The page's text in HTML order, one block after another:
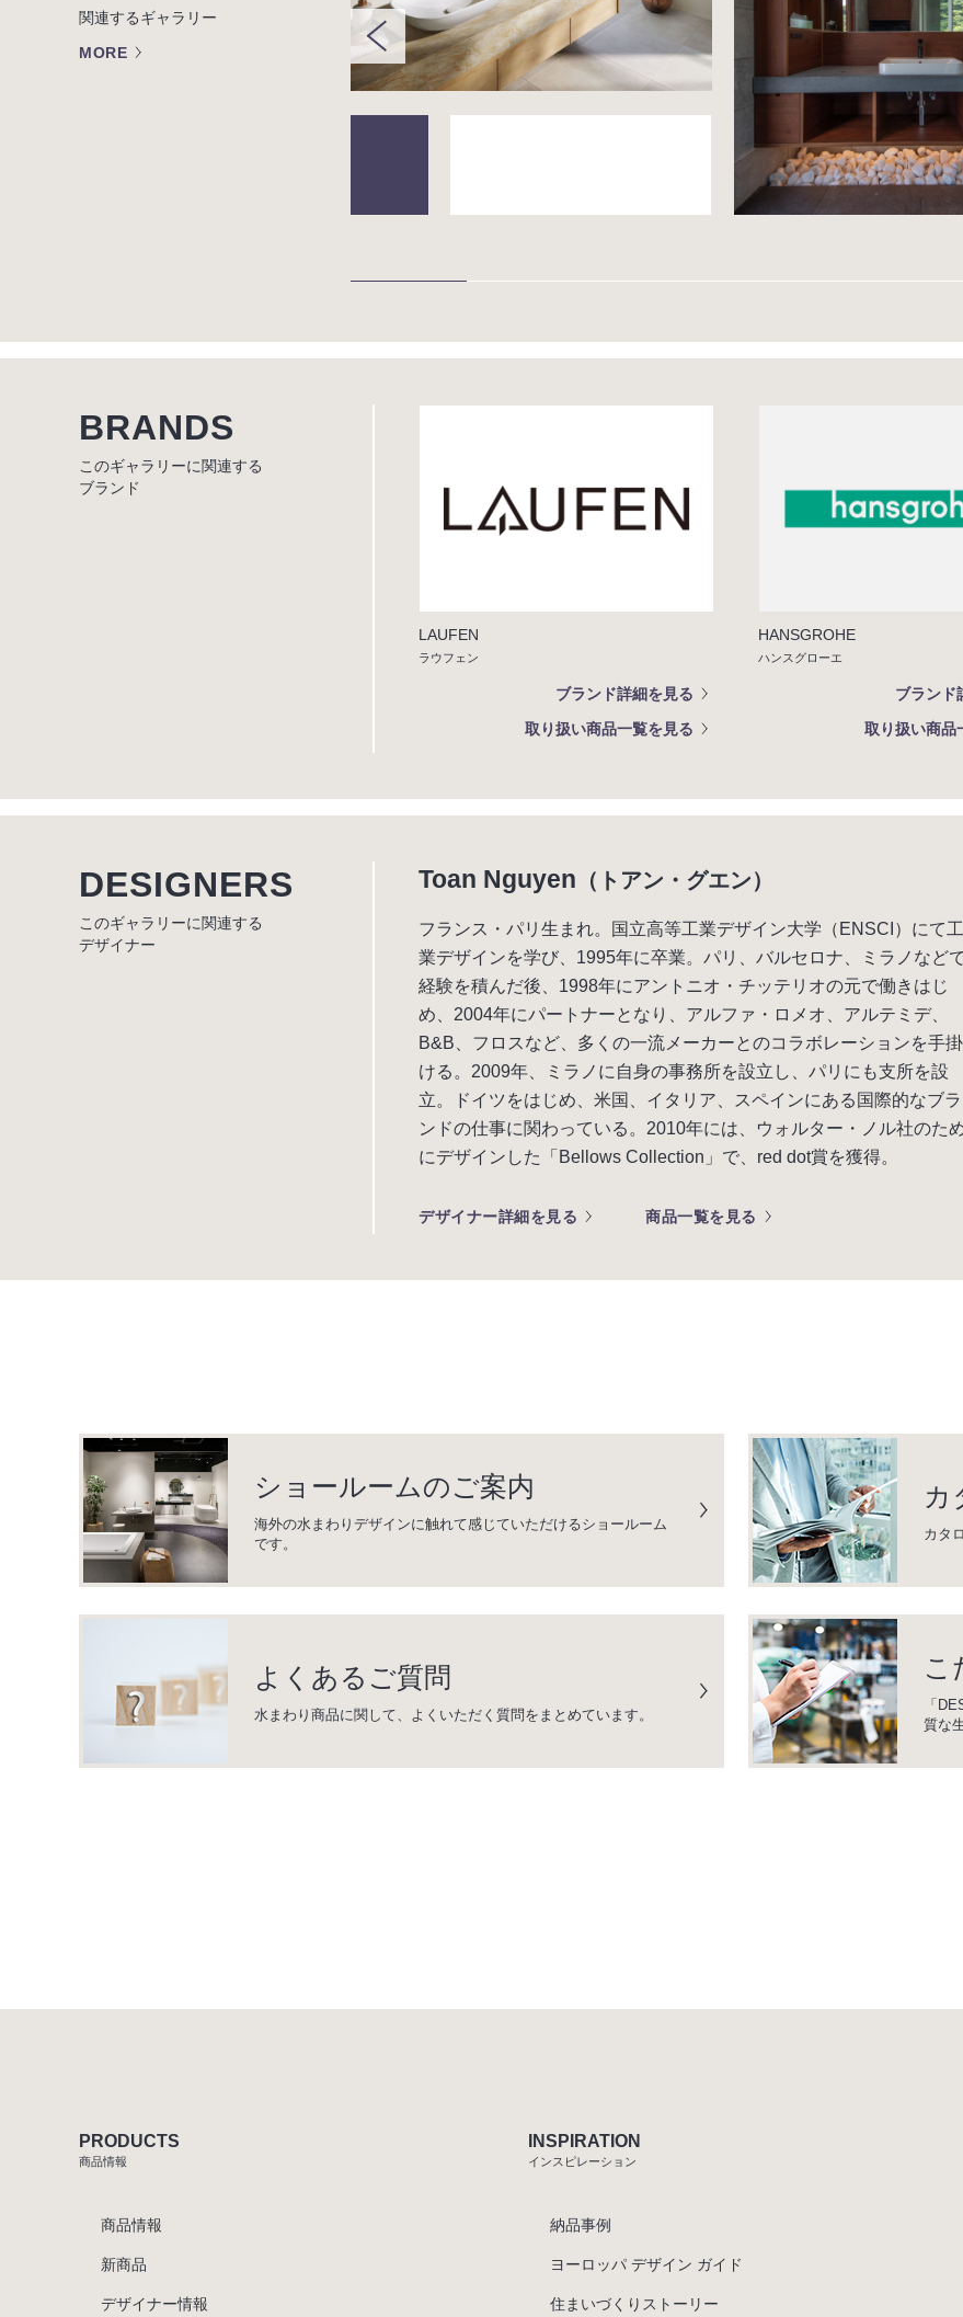
関連するギャラリー
MORE
BRANDS
このギャラリーに関連する
ブランド
LAUFEN
ラウフェン
ブランド詳細を見る
取り扱い商品一覧を見る
HANSGROHE
ハンスグローエ
ブランド
取り扱い商品
DESIGNERS
このギャラリーに関連する
デザイナー
Toan Nguyen （トアン・グエン）
フランス・パリ生まれ。国立高等工業デザイン大学（ENSCI）にて工
業デザインを学び、1995年に卒業。パリ、バルセロナ、ミラノなど
経験を積んだ後、1998年にアントニオ・チッテリオの元で働きはじ
め、2004年にパートナーとなり、アルファ・ロメオ、アルテミデ、
B&B、フロスなど、多くの一流メーカーとのコラボレーションを手掛
ける。2009年、ミラノに自身の事務所を設立し、パリにも支所を設
立。ドイツをはじめ、米国、イタリア、スペインにある国際的なブラ
ンドの仕事に関わっている。2010年には、ウォルター・ノル社のた
にデザインした「Bellows Collection」で、red dot賞を獲得。
デザイナー詳細を見る 商品一覧を見る
ショールームのご案内
海外の水まわりデザインに触れて感じていただけるショールーム
です。
カ
カタ
よくあるご質問
水まわり商品に関して、よくいただく質問をまとめています。
こ
「
質な
PRODUCTS
商品情報
商品情報
新商品
デザイナー情報
INSPIRATION
インスピレーション
納品事例
ヨーロッパ デザイン ガイド
住まいづくりストーリー